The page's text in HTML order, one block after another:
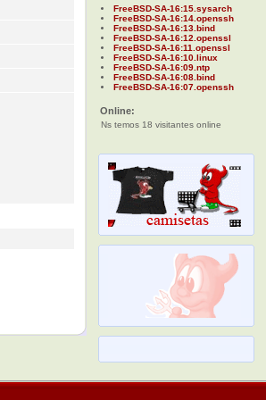
FreeBSD-SA-16:15.sysarch
FreeBSD-SA-16:14.openssh
FreeBSD-SA-16:13.bind
FreeBSD-SA-16:12.openssl
FreeBSD-SA-16:11.openssl
FreeBSD-SA-16:10.linux
FreeBSD-SA-16:09.ntp
FreeBSD-SA-16:08.bind
FreeBSD-SA-16:07.openssh
Online:
Ns temos 18 visitantes online